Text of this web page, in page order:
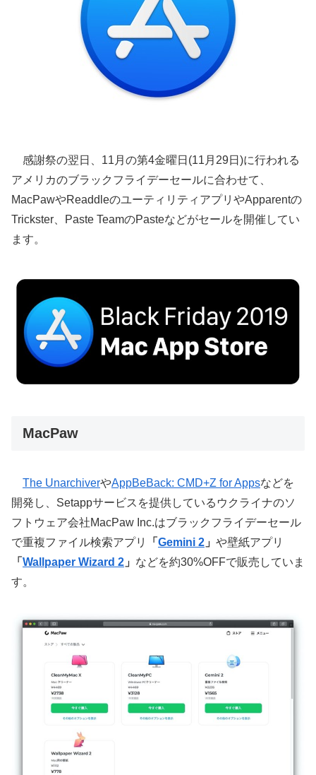
感謝祭の翌日、11月の第4金曜日(11月29日)に行われる
アメリカのブラックフライデーセールに合わせて、
MacPawやReaddleのユーティリティアプリやApparentの
Trickster、Paste TeamのPasteなどがセールを開催してい
ます。
MacPaw
The UnarchiverやAppBeBack: CMD+Z for Appsなどを
開発し、Setappサービスを提供しているウクライナのソ
フトウェア会社MacPaw Inc.はブラックフライデーセール
で重複ファイル検索アプリ
「 Gemini 2 」 や壁紙アプリ
「 Wallpaper Wizard 2 」 などを約30%OFFで販売していま
す。